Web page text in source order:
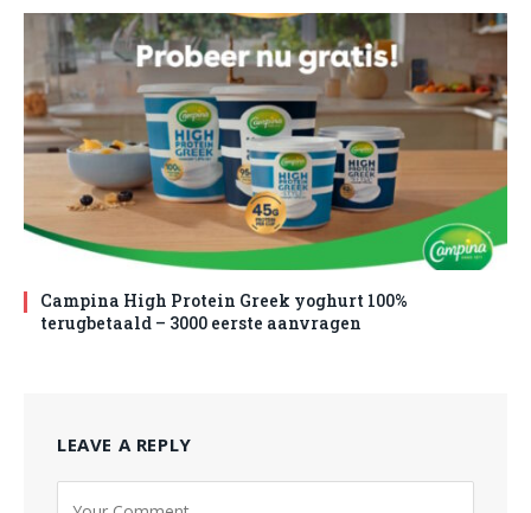
Campina High Protein Greek yoghurt 100%
terugbetaald – 3000 eerste aanvragen
LEAVE A REPLY